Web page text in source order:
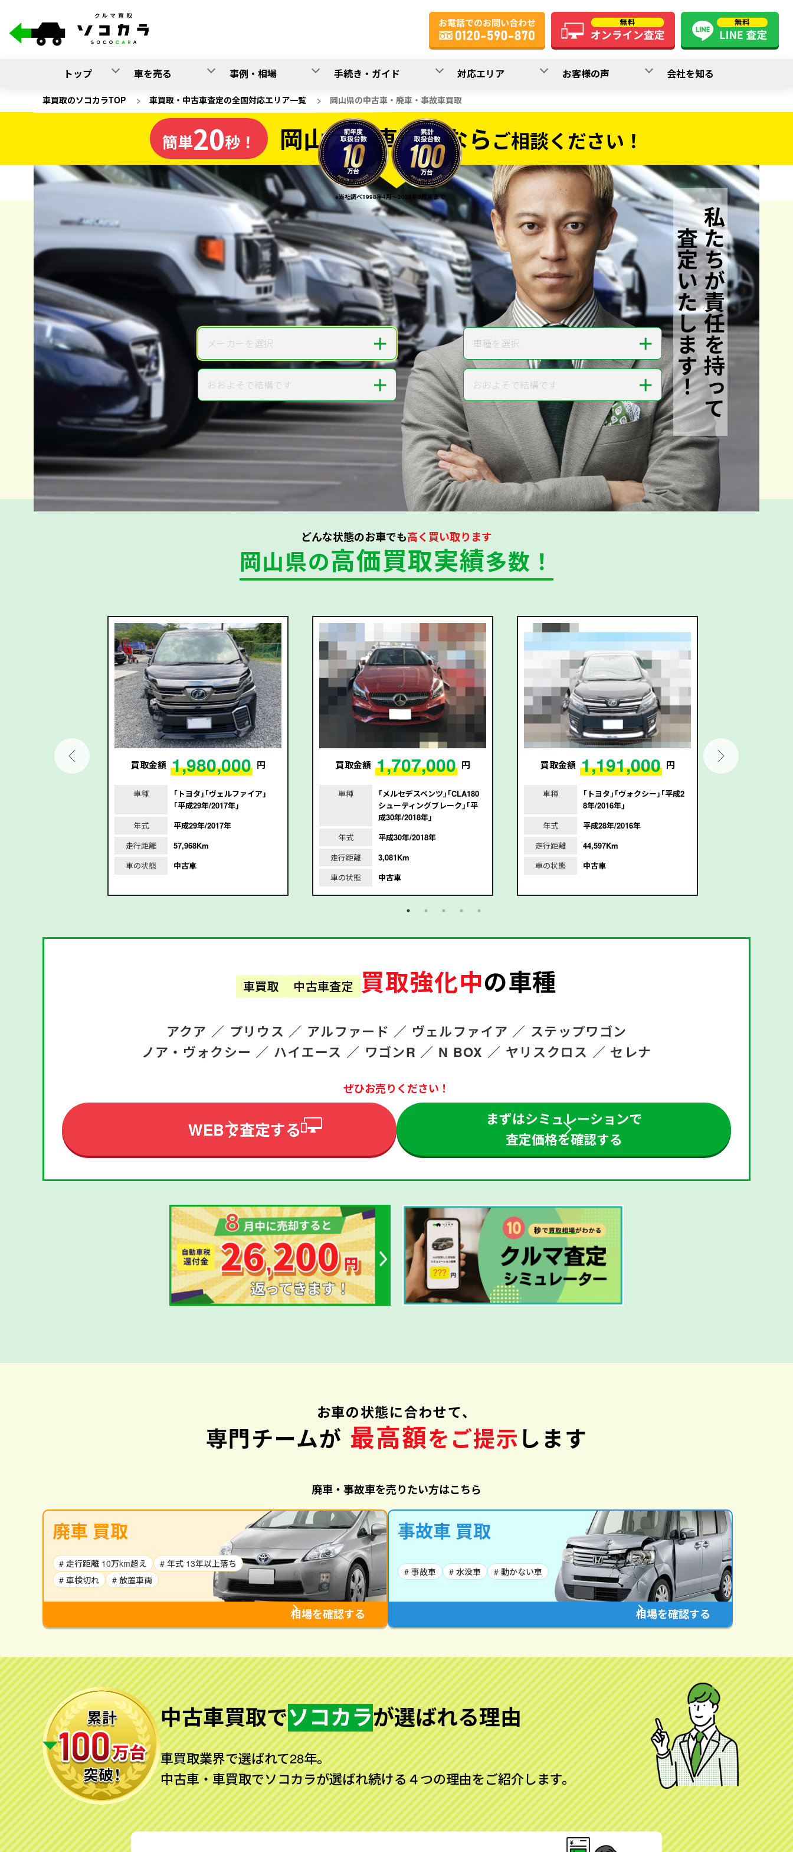
トップ 車を売る 事例・相場 手続き・ガイド 対応エリア お客様の声 会社を知る
車買取のソコカラTOP > 車買取・中古車査定の全国対応エリア一覧 > 岡山県の中古車・廃車・事故車買取
岡山県の車買取なら
ソコカラの
電話か出張か、高い方の査定を提案。
だから高価買取!
※当社調べ1998年4月～2025年3月末まで
私たちが責任を持って
査定いたします！
簡単20秒！ 岡山県の車買取ならご相談ください！
20秒で入力完了！
無料でカンタンWeb査定
ご依頼いただいたお車を丁寧に査定いたします
メーカー メーカーを選択 ＋ 車種 車種を選択 ＋
年式 おおよそで結構です ＋ 走行距離 おおよそで結構です ＋
無料で査定する
どんな状態のお車でも高く買い取ります
岡山県の高価買取実績多数！
円 買取金額 1,980,000 円
車種
｢トヨタ｣｢ヴェルファイア｣
｢平成29年/2017年｣
年式
平成29年/2017年
走行距離
57,968Km
車の状態
中古車
買取金額 1,707,000 円
車種
｢メルセデスベンツ｣｢CLA180
シューティングブレーク｣｢平
成30年/2018年｣
年式
平成30年/2018年
走行距離
3,081Km
車の状態
中古車
買取金額 1,191,000 円
車種
｢トヨタ｣｢ヴォクシー｣｢平成2
8年/2016年｣
年式
平成28年/2016年
走行距離
44,597Km
車の状態
中古車
車買取 中古車査定 買取強化中の車種
アクア ／ プリウス ／ アルファード ／ ヴェルファイア ／ ステップワゴン
ノア・ヴォクシー ／ ハイエース ／ ワゴンR ／ N BOX ／ ヤリスクロス ／ セレナ
ぜひお売りください！
WEBで査定する
まずはシミュレーションで
査定価格を確認する
お車の状態に合わせて、
専門チームが 最高額をご提示します
廃車・事故車を売りたい方はこちら
廃車 買取
# 走行距離 10万km超え
# 年式 13年以上落ち
# 車検切れ
# 放置車両
相場を確認する
事故車 買取
# 事故車 # 水没車 # 動かない車
相場を確認する
中古車買取でソコカラが選ばれる理由
車買取業界で選ばれて28年。
中古車・車買取でソコカラが選ばれ続ける４つの理由をご紹介します。